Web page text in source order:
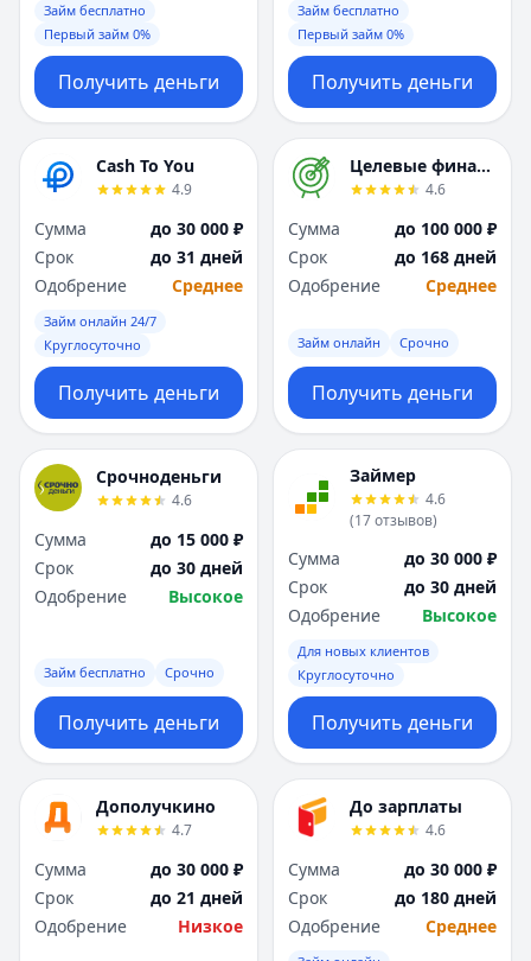
Сургут
Т
Тверь
Тольятти
Томск
Тула
Тюмень
Ульяновск
Х
Ч
Чебоксары
Челябинск
Чита
Я
Ярославль
Вся Россия
Сургут
Т
Тверь
Тольятти
Томск
Тула
Тюмень
Ульяновск
Х
Ч
Чебоксары
Челябинск
Чита
Я
Ярославль
Вся Россия
Займ бесплатно
Первый займ 0%
Получить деньги
Займ бесплатно
Первый займ 0%
Получить деньги
Cash To You
4.9
Сумма
до 30 000 ₽
Срок
до 31 дней
Одобрение
Среднее
Займ онлайн 24/7
Круглосуточно
Получить деньги
Целевые финансы
4.6
Сумма
до 100 000 ₽
Срок
до 168 дней
Одобрение
Среднее
Займ онлайн Срочно
Получить деньги
Срочноденьги
4.6
Сумма
до 15 000 ₽
Срок
до 30 дней
Одобрение
Высокое
Займ бесплатно Срочно
Получить деньги
Займер
4.6
(17отзывов)
Сумма
до 30 000 ₽
Срок
до 30 дней
Одобрение
Высокое
Для новых клиентов
Круглосуточно
Получить деньги
Дополучкино
4.7
Сумма
до 30 000 ₽
Срок
до 21 дней
Одобрение
Низкое
До зарплаты
4.6
Сумма
до 30 000 ₽
Срок
до 180 дней
Одобрение
Среднее